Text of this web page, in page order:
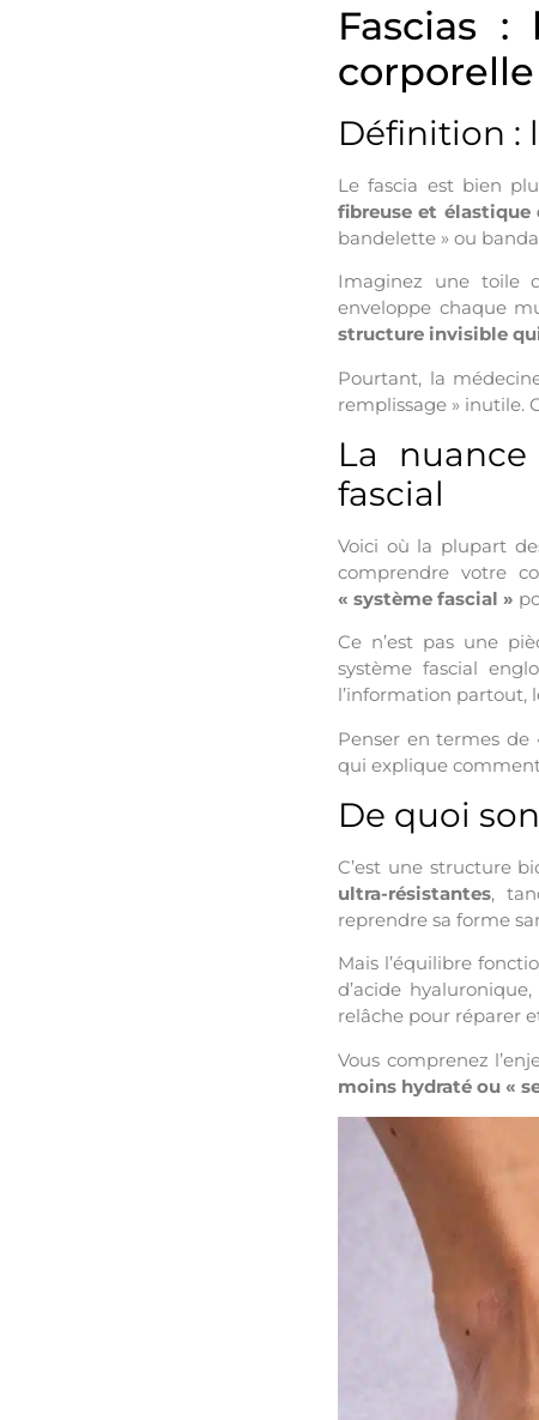
Fascias
corporelle
Définition :
Le fascia est bien
fibreuse et
bandelette » ou
Imaginez une toile
enveloppe chaque
structure invisible
Pourtant, la
remplissage » inutile.
La
fascial
Voici où la plupart
comprendre votre
« système fascial »
Ce n’est pas une
système fascial
l’information partout,
Penser en termes de
qui explique
De quoi
C’est une structure
ultra-résistantes,
reprendre sa forme
Mais l’équilibre
d’acide
relâche pour réparer
Vous comprenez
moins hydraté ou «